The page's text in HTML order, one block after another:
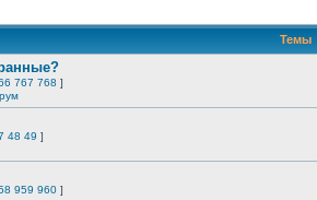
Темы
767 768 ]
48 49 ]
959 960 ]